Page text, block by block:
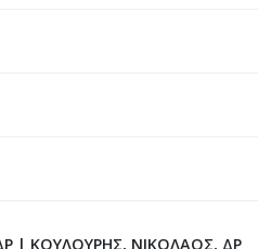
| ΚΟΥΛΟΥΡΗΣ, ΝΙΚΟΛΑΟΣ, ΔΡ